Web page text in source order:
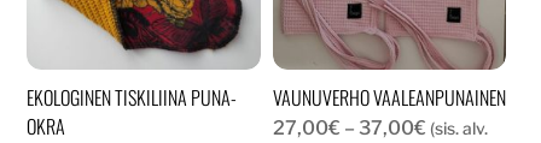
EKOLOGINEN TISKILIINA PUNA-
OKRA
VAUNUVERHO VAALEANPUNAINEN
27,00€ – 37,00€Hintaluokka:
(sis. alv.